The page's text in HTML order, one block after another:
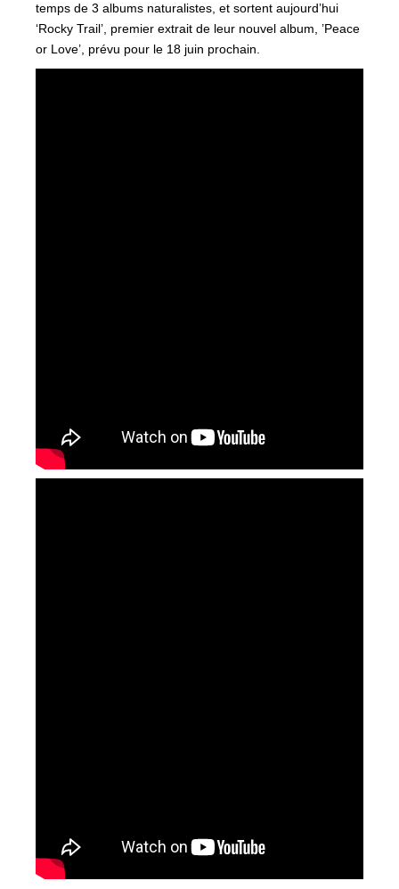
temps de 3 albums naturalistes, et sortent aujourd’hui
‘Rocky Trail’, premier extrait de leur nouvel album, ’Peace
or Love’, prévu pour le 18 juin prochain.